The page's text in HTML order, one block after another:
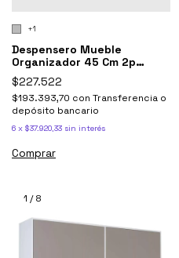
+1
Despensero Mueble
Organizador 45 Cm 2p
Sorrento Ricchezze
$227.522
$193.393,70 con Transferencia o
depósito bancario
6 x $37.920,33 sin interés
Comprar
1 /8